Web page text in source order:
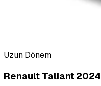
Uzun Dönem
Renault Taliant 2024